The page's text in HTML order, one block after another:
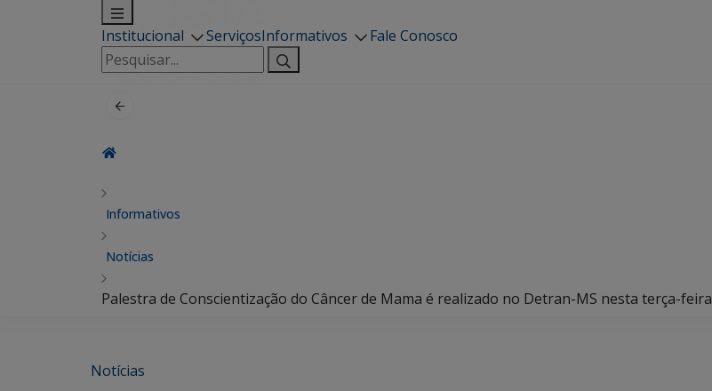
Institucional ServiçosInformativos
Fale Conosco
Pesquisar
por:
Informativos
Notícias
Palestra de Conscientização do Câncer de Mama é realizado no Detran-MS nesta terça-feira
Notícias